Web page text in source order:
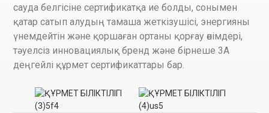
сауда белгісіне сертификатқа ие болды, сонымен
қатар сатып алудың тамаша жеткізушісі, энергияны
үнемдейтін және қоршаған ортаны қорғау өнімдері,
тәуелсіз инновациялық бренд және бірнеше 3A
деңгейлі құрмет сертификаттары бар.